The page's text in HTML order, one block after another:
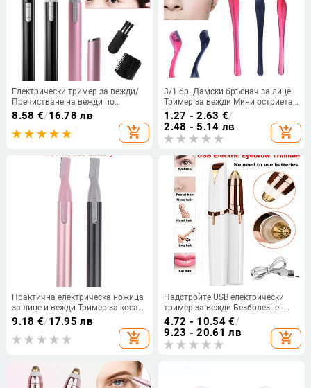
Електрически тример за вежди/
Пречистване на вежди по
лицето/Мини бръснач за лице/
Моментално безболезнен
преносим епилатор
8.58 €/16.78 лв
add_shopping_cart
3/1 бр. Дамски бръснач за лице
Тример за вежди Мини остриета
за оформяне на вежди Нож за
самобръсначка за лице
Козметични инструменти за грим
1.27 - 2.63 €/
2.48 - 5.14 лв
add_shopping_cart
Практична електрическа ножица
за лице и вежди Тример за коса
Мини преносима дамска
самобръсначка за тяло Острие
за премахване Бръснач
9.18 €/17.95 лв
add_shopping_cart
Надстройте USB електрически
тример за вежди Безболезнен
епилатор за вежди Косми в носа
Мини самобръсначка
Самобръсначки Преносим уред
за премахване на косми по
4.72 - 10.54€/
9.23 - 20.61 лв
add_shopping_cart